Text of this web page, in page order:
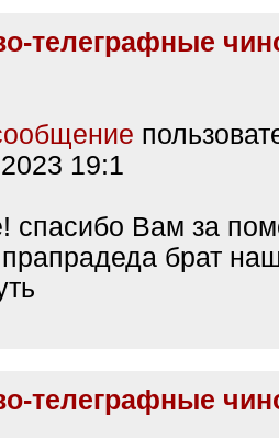
телеграфные
19:1
спасибо Вам за
брат
телеграфные